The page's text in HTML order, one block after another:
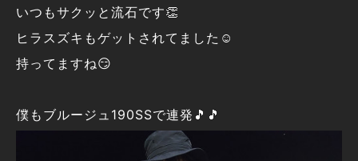
いつもサクッと流石です👏
ヒラスズキもゲットされてました☺️
持ってますね😏
僕もブルージュ190SSで連発🎵🎵